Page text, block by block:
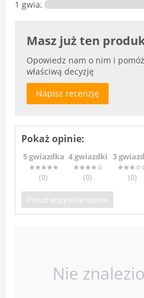
1 gwiazdka
Masz już ten
Opowiedz nam o nim i
właściwą decyzję
Napisz recenzję
Pokaż opinie:
5 gwiazdka
(0)
4 gwiazdki
(0)
3
(0)
Pokaż wszystkie opinie
Nie